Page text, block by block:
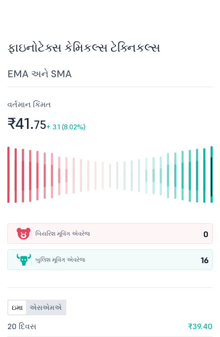
ફાઇનોટેક્સ કેમિકલ્સ ટેક્નિકલ્સ
EMA અને SMA
વર્તમાન કિંમત
₹41.75+ 3.1 (8.02%)
બિયરિશ મૂવિંગ એવરેજ 0
બુલિશ મૂવિંગ એવરેજ 16
ઇમા એસએમએ
20 દિવસ ₹39.40